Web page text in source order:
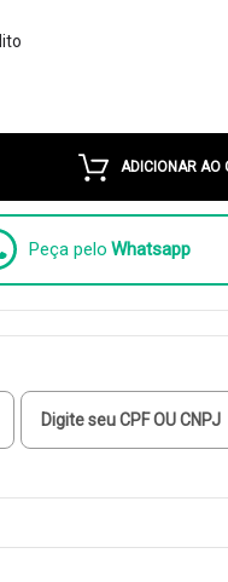
ADICIONAR AO
Peça pelo Whatsapp